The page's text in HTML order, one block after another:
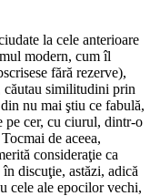
la cele anterioare
modern, cum îl
fără rezerve),
căutau similitudini prin
nu mai ştiu ce fabulă,
pe cer, cu ciurul, dintr-o
de aceea,
consideraţie ca
discuţie, astăzi, adică
cele ale epocilor vechi,